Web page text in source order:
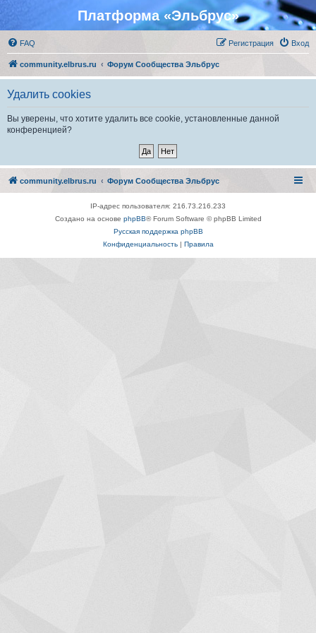
Платформа «Эльбрус»
FAQ Вход
Регистрация
community.elbrus.ru Форум Сообщества Эльбрус
Удалить cookies
Вы уверены, что хотите удалить все cookie, установленные данной
конференцией?
community.elbrus.ru Форум Сообщества Эльбрус
IP-адрес пользователя: 216.73.216.233
Создано на основе phpBB® Forum Software © phpBB Limited
Русская поддержка phpBB
Конфиденциальность| Правила